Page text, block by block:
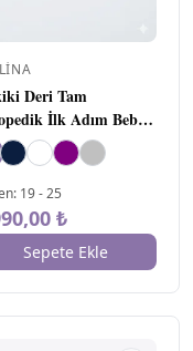
Deri Tam
İlk Adım Bebe
Mavi
: 19-25
₺
Sepete Ekle